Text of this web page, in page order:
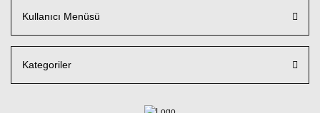
Kullanıcı Menüsü
Kategoriler